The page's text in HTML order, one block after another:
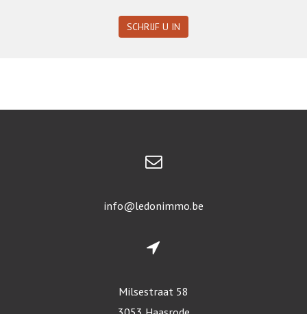
SCHRIJF U IN
info@ledonimmo.be
Milsestraat 58